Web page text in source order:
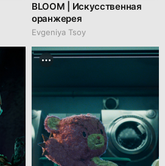
BLOOM | Искусственная
оранжерея
Evgeniya Tsoy